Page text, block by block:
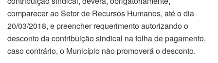
comparecer ao Setor de Recursos Humanos, até o dia
20/03/2018, e preencher requerimento autorizando o
desconto da contribuição sindical na folha de pagamento,
caso contrário, o Município não promoverá o desconto.